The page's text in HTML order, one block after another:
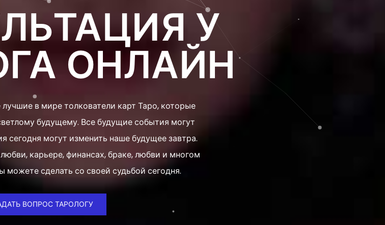
У
ОНЛАЙН
в мире толкователи карт Таро, которые
будущему. Все будущие события могут
сегодня могут изменить наше будущее завтра.
карьере, финансах, браке, любви и многом
можете сделать со своей судьбой сегодня.
ВОПРОС ТАРОЛОГУ